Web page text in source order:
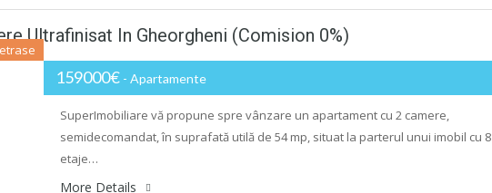
Ultrafinisat In Gheorgheni (Comision 0%)
159000€ - Apartamente
SuperImobiliare vă propune spre vânzare un apartament cu 2 camere,
semidecomandat, în suprafată utilă de 54 mp, situat la parterul unui imobil cu 8
etaje…
More Details